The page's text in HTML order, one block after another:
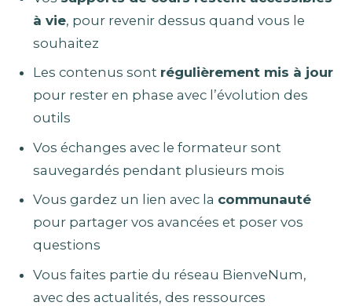
à vie, pour revenir dessus quand vous le
souhaitez
Les contenus sont régulièrement mis à jour
pour rester en phase avec l’évolution des
outils
Vos échanges avec le formateur sont
sauvegardés pendant plusieurs mois
Vous gardez un lien avec la communauté
pour partager vos avancées et poser vos
questions
Vous faites partie du réseau BienveNum,
avec des actualités, des ressources